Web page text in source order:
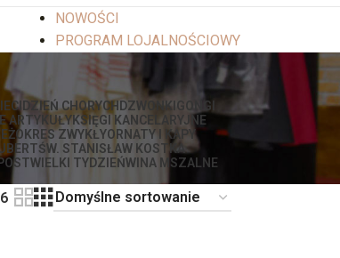
NOWOŚCI
PROGRAM LOJALNOŚCIOWY
DZIEŃ CHORYCH DZWONKI GONGI
ARTYKUŁYKSIĘGI KANCELARYJNE
OKRES ZWYKŁYORNATY I KAPY
ŚW. STANISŁAW KOSTKA
WIELKI TYDZIEŃWINA MSZALNE